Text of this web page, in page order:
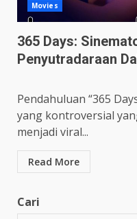
Movies
365 Days:
Penyutradaraan
Pendahuluan “365
yang kontroversial
menjadi viral...
Read More
Cari